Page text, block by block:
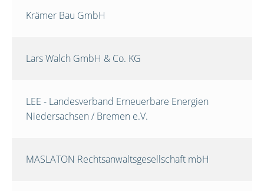
Krämer Bau GmbH
Lars Walch GmbH & Co. KG
LEE - Landesverband Erneuerbare Energien
Niedersachsen / Bremen e.V.
MASLATON Rechtsanwaltsgesellschaft mbH